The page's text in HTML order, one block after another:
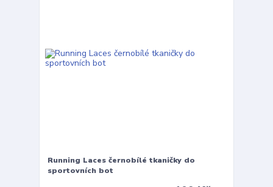
Running Laces černobílé tkaničky do
sportovních bot